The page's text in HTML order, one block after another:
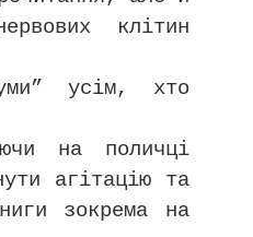
клітин
усім, хто
на поличці
агітацію та
зокрема на